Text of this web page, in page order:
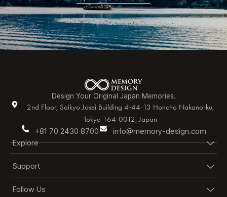
Design Your Original Japan Memories.
2nd Floor, Saikyo Josei Building 4-44-13 Honcho Nakano-ku,
Tokyo 164-0012, Japan
+81 70 2430 8700
info@memory-design.com
Explore
Support
Follow Us